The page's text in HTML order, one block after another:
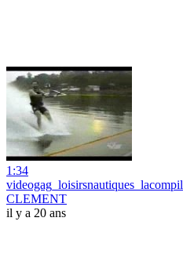
1:34
videogag_loisirsnautiques_lacompil
CLEMENT
il y a 20 ans